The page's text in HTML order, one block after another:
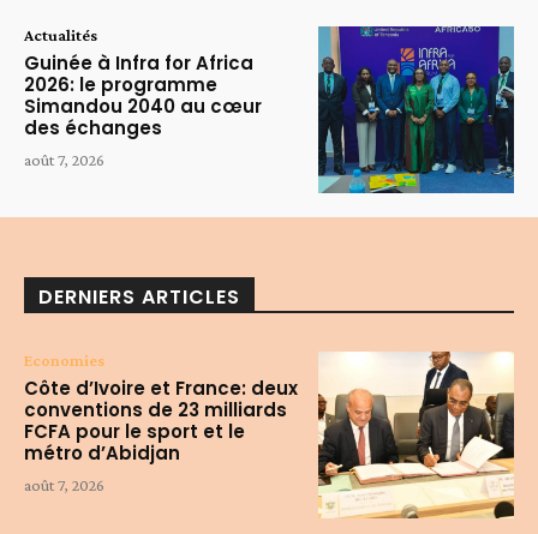
Actualités
Guinée à Infra for Africa
2026: le programme
Simandou 2040 au cœur
des échanges
août 7, 2026
DERNIERS ARTICLES
Economies
Côte d’Ivoire et France: deux
conventions de 23 milliards
FCFA pour le sport et le
métro d’Abidjan
août 7, 2026